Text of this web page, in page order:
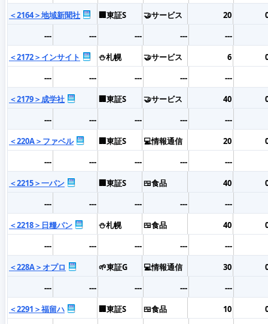
＜2164＞地域新聞社
🏢東証S 🤝サービス 20
---
--- --- ---
---
＜2172＞インサイト
⛄札幌 🤝サービス 6
---
--- --- ---
---
＜2179＞成学社
🏢東証S 🤝サービス 40
---
--- --- ---
---
＜220A＞ファベル
🏢東証S 💻情報通信 20
---
--- --- ---
---
＜2215＞一パン
🏢東証S 🍱食品 40
---
--- --- ---
---
＜2218＞日糧パン
⛄札幌 🍱食品 40
---
--- --- ---
---
＜228A＞オプロ
🌱東証G 💻情報通信 30
---
--- --- ---
---
＜2291＞福留ハ
🏢東証S 🍱食品 10